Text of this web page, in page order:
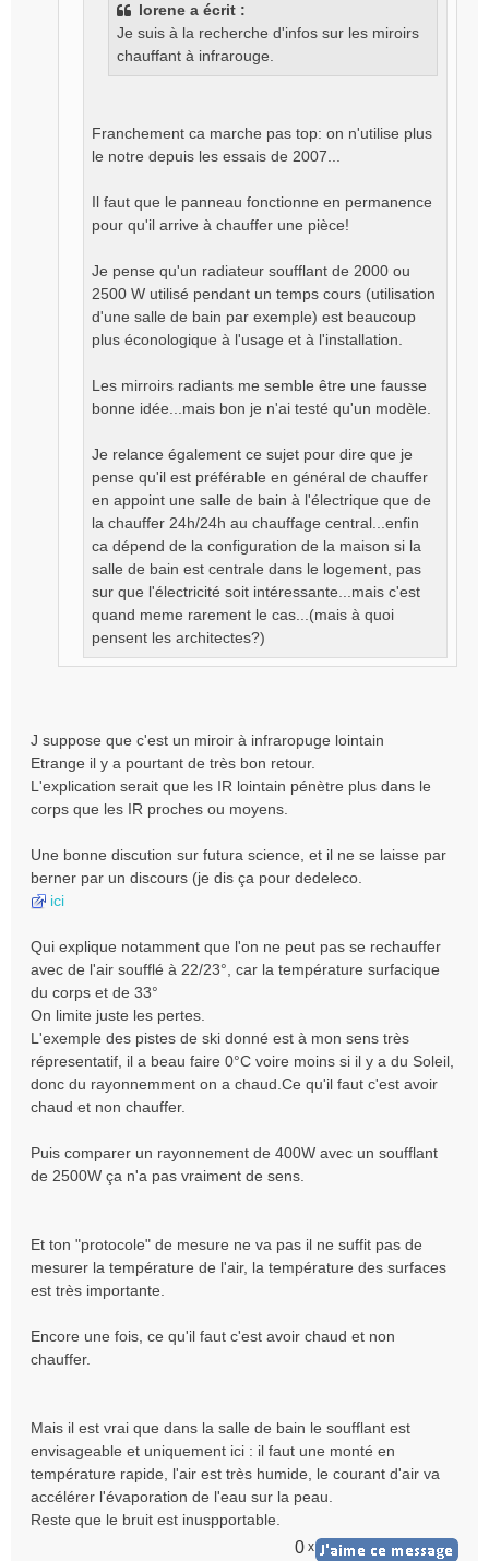
lorene a écrit :
Je suis à la recherche d'infos sur les miroirs
chauffant à infrarouge.
Franchement ca marche pas top: on n'utilise plus
le notre depuis les essais de 2007...
Il faut que le panneau fonctionne en permanence
pour qu'il arrive à chauffer une pièce!
Je pense qu'un radiateur soufflant de 2000 ou
2500 W utilisé pendant un temps cours (utilisation
d'une salle de bain par exemple) est beaucoup
plus éconologique à l'usage et à l'installation.
Les mirroirs radiants me semble être une fausse
bonne idée...mais bon je n'ai testé qu'un modèle.
Je relance également ce sujet pour dire que je
pense qu'il est préférable en général de chauffer
en appoint une salle de bain à l'électrique que de
la chauffer 24h/24h au chauffage central...enfin
ca dépend de la configuration de la maison si la
salle de bain est centrale dans le logement, pas
sur que l'électricité soit intéressante...mais c'est
quand meme rarement le cas...(mais à quoi
pensent les architectes?)
J suppose que c'est un miroir à infraropuge lointain
Etrange il y a pourtant de très bon retour.
L'explication serait que les IR lointain pénètre plus dans le
corps que les IR proches ou moyens.
Une bonne discution sur futura science, et il ne se laisse par
berner par un discours (je dis ça pour dedeleco.
ici
Qui explique notamment que l'on ne peut pas se rechauffer
avec de l'air soufflé à 22/23°, car la température surfacique
du corps et de 33°
On limite juste les pertes.
L'exemple des pistes de ski donné est à mon sens très
répresentatif, il a beau faire 0°C voire moins si il y a du Soleil,
donc du rayonnemment on a chaud.Ce qu'il faut c'est avoir
chaud et non chauffer.
Puis comparer un rayonnement de 400W avec un soufflant
de 2500W ça n'a pas vraiment de sens.
Et ton "protocole" de mesure ne va pas il ne suffit pas de
mesurer la température de l'air, la température des surfaces
est très importante.
Encore une fois, ce qu'il faut c'est avoir chaud et non
chauffer.
Mais il est vrai que dans la salle de bain le soufflant est
envisageable et uniquement ici : il faut une monté en
température rapide, l'air est très humide, le courant d'air va
accélérer l'évaporation de l'eau sur la peau.
Reste que le bruit est inuspportable.
0 x